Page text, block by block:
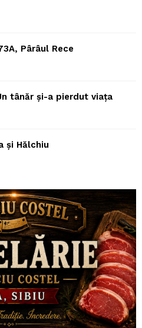
Pârâul Rece
tânăr și-a pierdut viața
și Hălchiu